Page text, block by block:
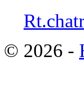
© 2026 -